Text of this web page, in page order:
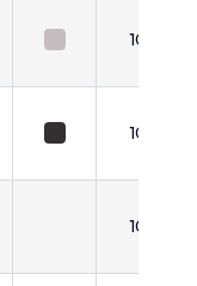
10
10
10